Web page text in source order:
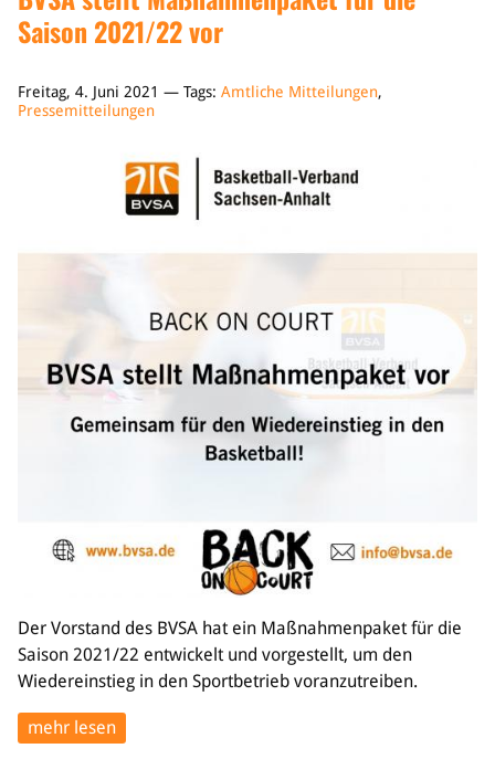
Saison 2021/22 vor
Freitag, 4. Juni 2021 — Tags: Amtliche Mitteilungen,
Pressemitteilungen
Der Vorstand des BVSA hat ein Maßnahmenpaket für die
Saison 2021/22 entwickelt und vorgestellt, um den
Wiedereinstieg in den Sportbetrieb voranzutreiben.
mehr lesen